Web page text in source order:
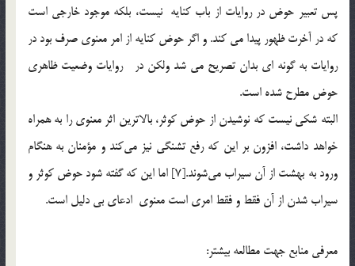
پس تعبير حوض در روايات از باب كنايه نيست، بلكه موجود خارجي است
که در آخرت ظهور پيدا مي کند. و اگر حوض کنايه از امر معنوي صرف بود در
روايات به گونه اي بدان تصريح مي شد ولکن در روايات وضعيت ظاهري
حوض مطرح شده است.
البته شكي نيست كه نوشيدن از حوض كوثر، بالاترين اثر معنوي را به همراه
خواهد داشت، افزون بر اين كه رفع تشنگي نيز مي‌كند و مؤمنان به هنگام
ورود به بهشت از آن سيراب مي‌شوند.[7] اما اين که گفته شود حوض کوثر و
سيراب شدن از آن فقط و فقط امري است معنوي ادعای بي دليل است.
معرفي منابع جهت مطالعه بيشتر: